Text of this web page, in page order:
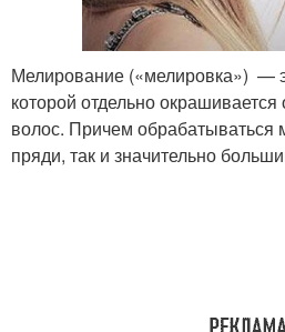
Мелирование («мелировка») —
которой отдельно
волос. Причем обрабатываться
пряди, так и значительно